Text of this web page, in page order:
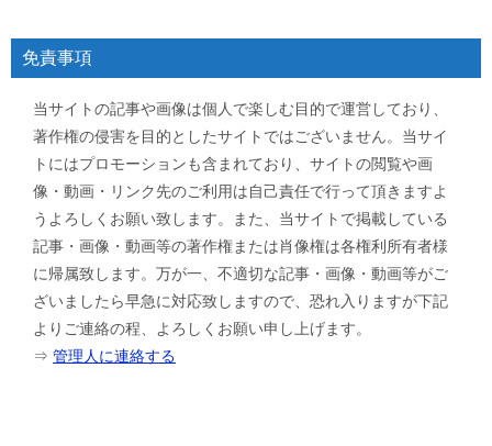
免責事項
当サイトの記事や画像は個人で楽しむ目的で運営しており、
著作権の侵害を目的としたサイトではございません。当サイ
トにはプロモーションも含まれており、サイトの閲覧や画
像・動画・リンク先のご利用は自己責任で行って頂きますよ
うよろしくお願い致します。また、当サイトで掲載している
記事・画像・動画等の著作権または肖像権は各権利所有者様
に帰属致します。万が一、不適切な記事・画像・動画等がご
ざいましたら早急に対応致しますので、恐れ入りますが下記
よりご連絡の程、よろしくお願い申し上げます。
⇒ 管理人に連絡する